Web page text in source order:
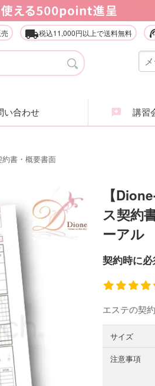
local_shipping税込11,000円以上で送料無料
ーバン 店
家
イブロウ エス
肌分
い合わせ 講習
約書・概要書面
【
ス契約
ーアル
契約時に必
エステの契
サイズ
注意事項